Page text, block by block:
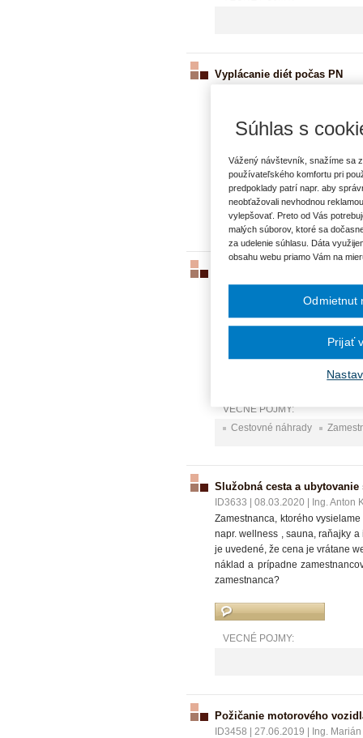
Vyplácanie diét počas PN
do Srbska. Po návrate šli do
domov. Majú v tomto prípade
VECNÉ POJMY:
ID3709| 29.06.2020|Ing. Anton
Zamestnanec absolvoval
rokovanie s obchodným
cene, pokračoval v ceste do
alebo v EUR, ktoré
VECNÉ POJMY:
Cestovné náhrady
Služobná cesta a
ID3633 08.03.2020
Ing. Anton
Zamestnanca, ktorého
napr. wellness , sauna, raňajky
je uvedené, že cena je vrátane
náklad a prípadne
zamestnanca?
VECNÉ POJMY:
Požičanie motorového
ID3458 27.06.2019
Ing.
Súhlas s
Vážený návštevník, snažíme sa
používateľského komfortu pri
predpoklady patrí napr. aby
neobťažovali nevhodnou
vylepšovať. Preto od Vás
malých súborov, ktoré sa
za udelenie súhlasu. Dáta
obsahu webu priamo Vám na
Odmietnut
Prijať